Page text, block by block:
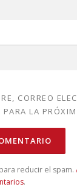
CORREO
PARA LA
reducir el spam.
.